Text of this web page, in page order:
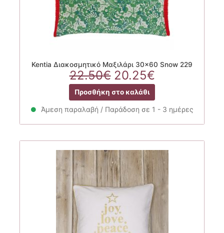
Kentia Διακοσμητικό Μαξιλάρι 30×60 Snow 229
22.50€ Original
price
was:
22.50€.
20.25€Η
τρέχουσα
τιμή
είναι:
20.25€.
Προσθήκη στο καλάθι
Άμεση παραλαβή / Παράδοση σε 1 - 3 ημέρες